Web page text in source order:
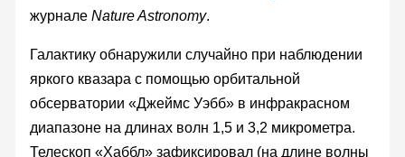
журнале Nature Astronomy.
Галактику обнаружили случайно при наблюдении
яркого квазара с помощью орбитальной
обсерватории «Джеймс Уэбб» в инфракрасном
диапазоне на длинах волн 1,5 и 3,2 микрометра.
Телескоп «Хаббл» зафиксировал (на длине волны